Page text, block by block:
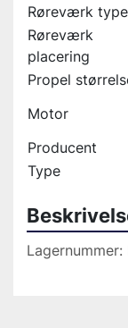
Røreværk type
Røreværk
placering
Propel
Motor
Producent
Type
Lagernummer: